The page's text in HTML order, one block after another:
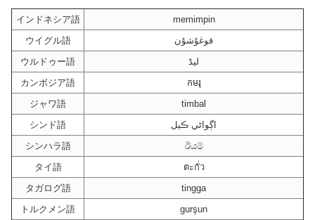
インドネシア語
memimpin
ウイグル語
قوغۇشۇن
ウルドゥー語
لیڈ
カンボジア語
កមរុ
ジャワ語
timbal
シンド語
اڳواڻي ڪيل
シンハラ語
ඊයම්
タイ語
ตะกั่ว
タガログ語
tingga
トルクメン語
gurşun